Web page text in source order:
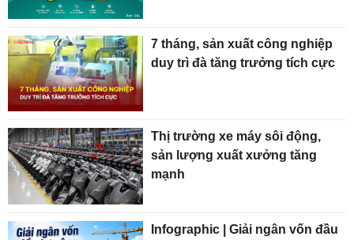
7 tháng, sản xuất công nghiệp
duy trì đà tăng trưởng tích cực
Thị trường xe máy sôi động,
sản lượng xuất xưởng tăng
mạnh
Infographic | Giải ngân vốn đầu